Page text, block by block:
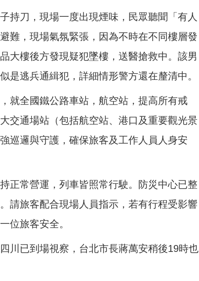
持刀，現場一度出現煙味，民眾聽聞「有人
難，現場氣氛緊張，因為不時在不同樓層發
大樓後方發現疑犯墜樓，送醫搶救中。該男
是逃兵通緝犯，詳細情形警方還在釐清中。
就全國鐵公路車站，航空站，提高所有戒
交通場站（包括航空站、港口及重要觀光景
巡邏與守護，確保旅客及工作人員人身安
正常營運，列車皆照常行駛。防災中心已整
請旅客配合現場人員指示，若有行程受影響
位旅客安全。
川已到場視察，台北市長蔣萬安稍後19時也